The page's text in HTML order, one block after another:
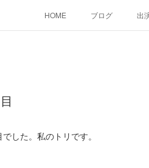
HOME ブログ 出
した。私のトリです。